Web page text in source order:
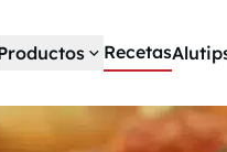
Recetas